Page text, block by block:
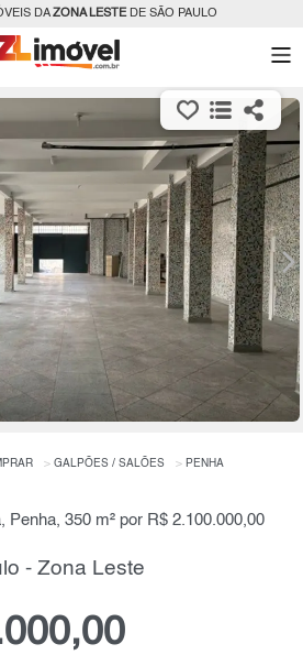
DAZONA LESTEDE SÃO PAULO
GALPÕES / SALÕES PENHA
Penha, 350 m² por R$ 2.100.000,00
- Zona Leste